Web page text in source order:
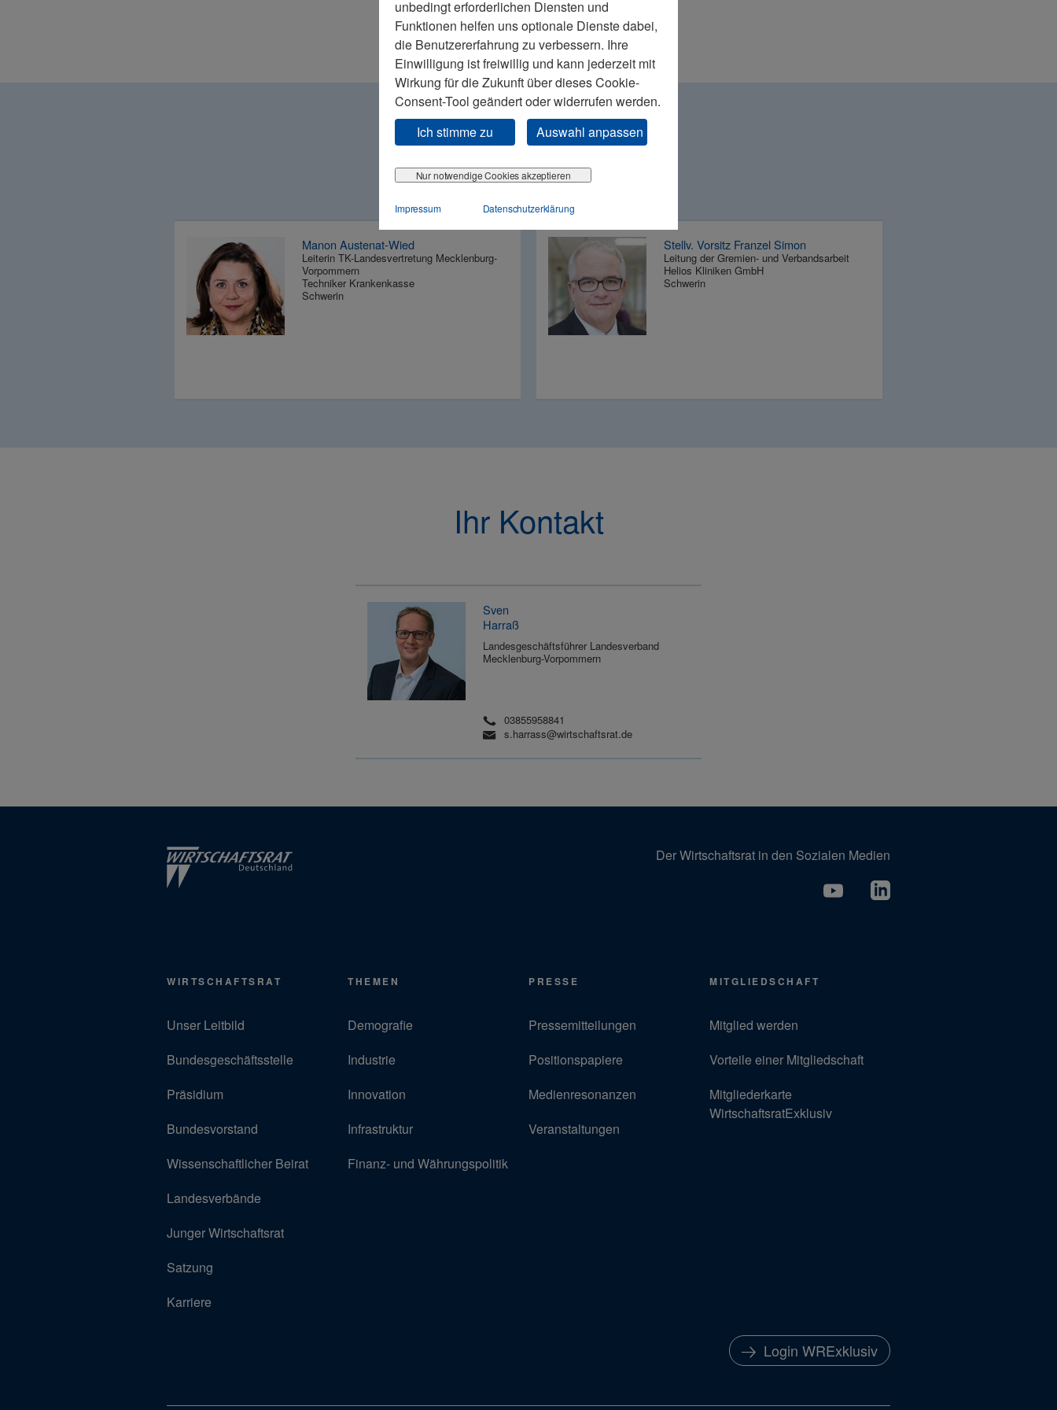
unbedingt erforderlichen Diensten und
Funktionen helfen uns optionale Dienste dabei,
die Benutzererfahrung zu verbessern. Ihre
Einwilligung ist freiwillig und kann jederzeit mit
Wirkung für die Zukunft über dieses Cookie-
Consent-Tool geändert oder widerrufen werden.
Ich stimme zu
Auswahl anpassen
Nur notwendige Cookies akzeptieren
Impressum Datenschutzerklärung
Vorsitzende
Manon Austenat-Wied
Leiterin TK-Landesvertretung Mecklenburg-
Vorpommern
Techniker Krankenkasse
Schwerin
Stellv. Vorsitz Franzel Simon
Leitung der Gremien- und Verbandsarbeit
Helios Kliniken GmbH
Schwerin
Ihr Kontakt
Sven
Harraß
Landesgeschäftsführer Landesverband
Mecklenburg-Vorpommern
03855958841
s.harrass@wirtschaftsrat.de
Der Wirtschaftsrat in den Sozialen Medien
WIRTSCHAFTSRAT
Unser Leitbild
Bundesgeschäftsstelle
Präsidium
Bundesvorstand
Wissenschaftlicher Beirat
Landesverbände
Junger Wirtschaftsrat
Satzung
Karriere
THEMEN
Demografie
Industrie
Innovation
Infrastruktur
Finanz- und Währungspolitik
PRESSE
Pressemitteilungen
Positionspapiere
Medienresonanzen
Veranstaltungen
MITGLIEDSCHAFT
Mitglied werden
Vorteile einer Mitgliedschaft
Mitgliederkarte
WirtschaftsratExklusiv
Login WRExklusiv